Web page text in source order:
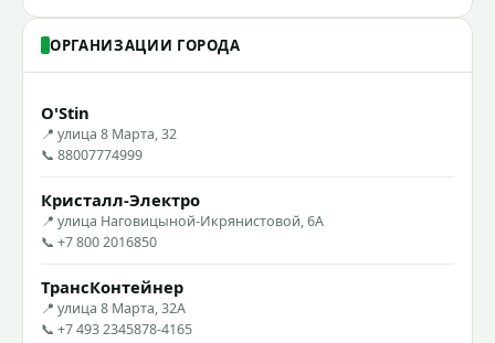
ОРГАНИЗАЦИИ ГОРОДА
O'Stin
📍 улица 8 Марта, 32
📞 88007774999
Кристалл-Электро
📍 улица Наговицыной-Икрянистовой, 6А
📞 +7 800 2016850
ТрансКонтейнер
📍 улица 8 Марта, 32А
📞 +7 493 2345878-4165